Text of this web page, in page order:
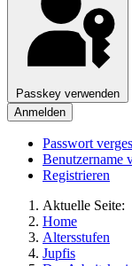
Passkey verwenden
Anmelden
Passwort
Benutzername
Registrieren
Aktuelle Seite:
Home
Altersstufen
Jupfis